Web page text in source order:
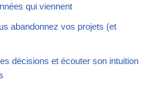
qui viennent
abandonnez vos projets (et
décisions et écouter son intuition